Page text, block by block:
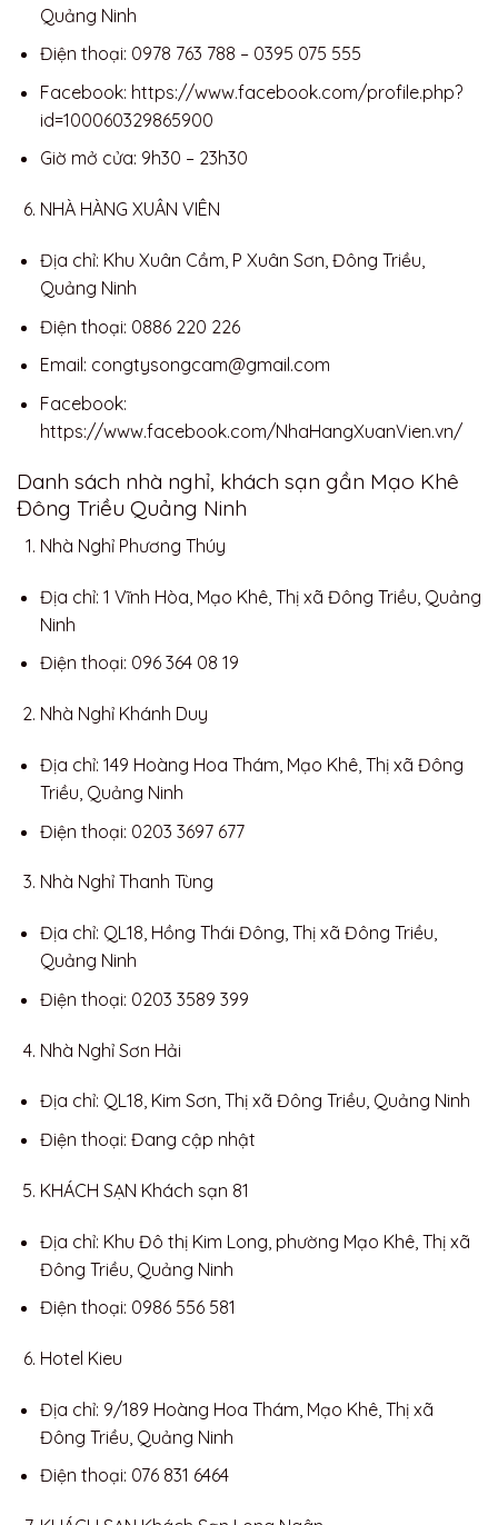
Quảng Ninh
Điện thoại: 0978 763 788 – 0395 075 555
Facebook: https://www.facebook.com/profile.php?
id=100060329865900
Giờ mở cửa: 9h30 – 23h30
NHÀ HÀNG XUÂN VIÊN
Địa chỉ: Khu Xuân Cầm, P Xuân Sơn, Đông Triều,
Quảng Ninh
Điện thoại: 0886 220 226
Email: congtysongcam@gmail.com
Facebook:
https://www.facebook.com/NhaHangXuanVien.vn/
Danh sách nhà nghỉ, khách sạn gần Mạo Khê
Đông Triều Quảng Ninh
Nhà Nghỉ Phương Thúy
Địa chỉ: 1 Vĩnh Hòa, Mạo Khê, Thị xã Đông Triều, Quảng
Ninh
Điện thoại: 096 364 08 19
Nhà Nghỉ Khánh Duy
Địa chỉ: 149 Hoàng Hoa Thám, Mạo Khê, Thị xã Đông
Triều, Quảng Ninh
Điện thoại: 0203 3697 677
Nhà Nghỉ Thanh Tùng
Địa chỉ: QL18, Hồng Thái Đông, Thị xã Đông Triều,
Quảng Ninh
Điện thoại: 0203 3589 399
Nhà Nghỉ Sơn Hải
Địa chỉ: QL18, Kim Sơn, Thị xã Đông Triều, Quảng Ninh
Điện thoại: Đang cập nhật
KHÁCH SẠN Khách sạn 81
Địa chỉ: Khu Đô thị Kim Long, phường Mạo Khê, Thị xã
Đông Triều, Quảng Ninh
Điện thoại: 0986 556 581
Hotel Kieu
Địa chỉ: 9/189 Hoàng Hoa Thám, Mạo Khê, Thị xã
Đông Triều, Quảng Ninh
Điện thoại: 076 831 6464